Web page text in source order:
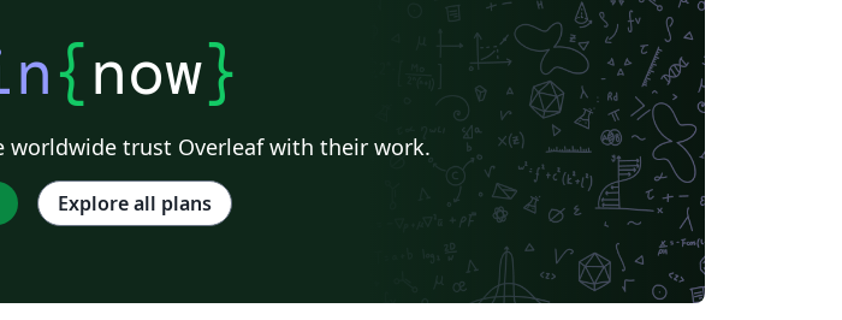
{now}
worldwide trust Overleaf with their work.
Explore all plans